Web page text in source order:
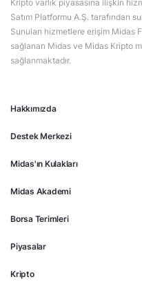
Hakkımızda
Destek Merkezi
Midas'ın Kulakları
Midas Akademi
Borsa Terimleri
Piyasalar
Kripto
Kripto varlık piyasasına ilişkin
Satım Platformu A.Ş. tarafından
Sunulan hizmetlere erişim Midas
sağlanan Midas ve Midas Kripto
sağlanmaktadır.